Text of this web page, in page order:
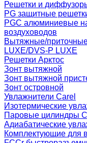
Решетки и
PG защитные
PGC алюминиевые
воздуховодов
Вытяжные/
LUXE/DVS-P LUXE
Решетки Арктос
Зонт вытяжной
Зонт вытяжной
Зонт островной
Увлажнители Carel
Изотермические
Паровые цилиндры
Адиабатические
Комплектующие для